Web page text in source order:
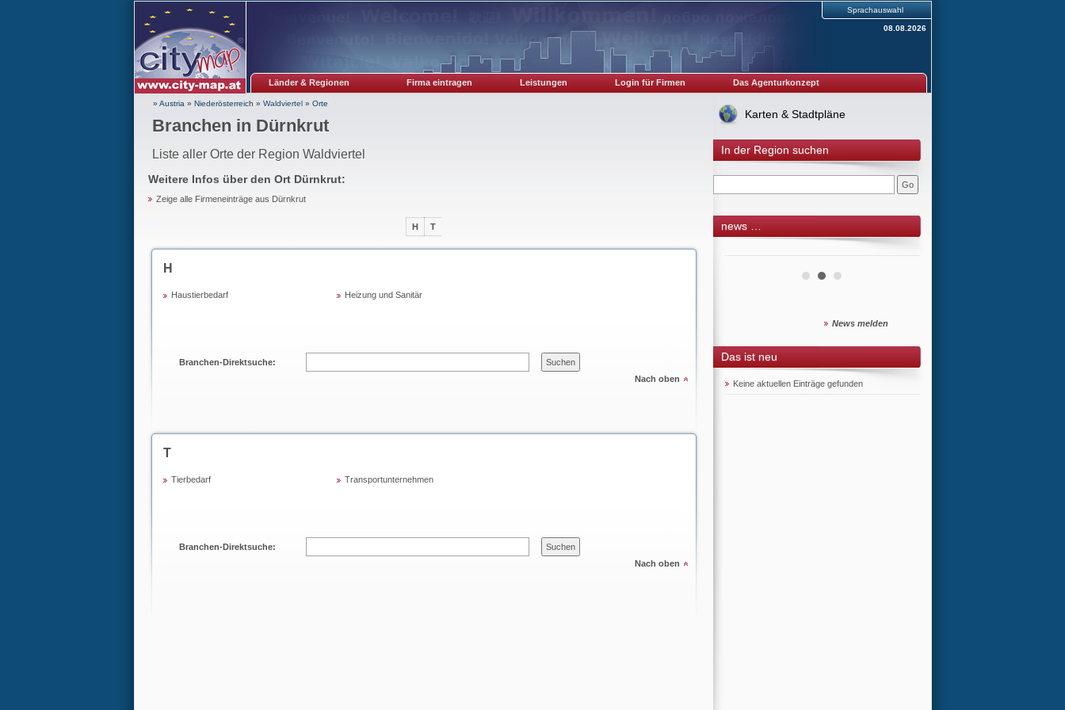
Sprachauswahl
08.08.2026
Länder & Regionen Firma eintragen Leistungen Login für Firmen Das Agenturkonzept
» Austria » Niederösterreich » Waldviertel» Orte
Branchen in Dürnkrut
Liste aller Orte der Region Waldviertel
Weitere Infos über den Ort Dürnkrut:
Zeige alle Firmeneinträge aus Dürnkrut
H T
H
Haustierbedarf Heizung und Sanitär
Nach oben
Branchen-Direktsuche:
T
Tierbedarf Transportunternehmen
Nach oben
Branchen-Direktsuche:
Karten & Stadtpläne
In der Region suchen
news …
News melden
Das ist neu
Keine aktuellen Einträge gefunden